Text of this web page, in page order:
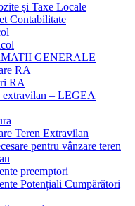
și Taxe Locale
Contabilitate
GENERALE
RA
RA
extravilan – LEGEA
Teren Extravilan
pentru vânzare teren
preemptori
Potențiali Cumpărători